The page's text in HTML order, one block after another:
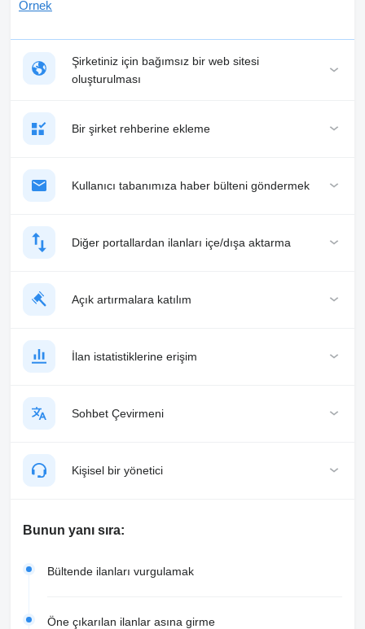
Örnek
Şirketiniz için bağımsız bir web sitesi
oluşturulması
Bir şirket rehberine ekleme
Kullanıcı tabanımıza haber bülteni göndermek
Diğer portallardan ilanları içe/dışa aktarma
Açık artırmalara katılım
İlan istatistiklerine erişim
Sohbet Çevirmeni
Kişisel bir yönetici
Bunun yanı sıra:
Bültende ilanları vurgulamak
Öne çıkarılan ilanlar asına girme